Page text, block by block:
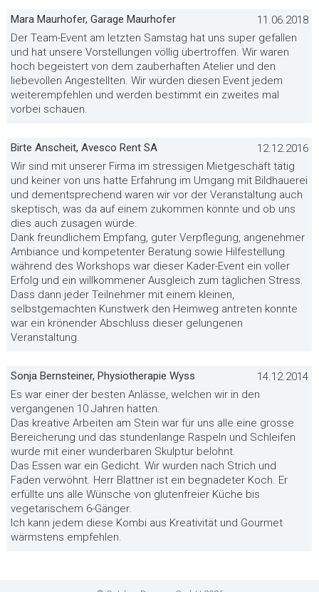
Mara Maurhofer, Garage Maurhofer
11.06.2018
Der Team-Event am letzten Samstag hat uns super gefallen
und hat unsere Vorstellungen völlig übertroffen. Wir waren
hoch begeistert von dem zauberhaften Atelier und den
liebevollen Angestellten. Wir würden diesen Event jedem
weiterempfehlen und werden bestimmt ein zweites mal
vorbei schauen.
Birte Anscheit, Avesco Rent SA
12.12.2016
Wir sind mit unserer Firma im stressigen Mietgeschäft tätig
und keiner von uns hatte Erfahrung im Umgang mit Bildhauerei
und dementsprechend waren wir vor der Veranstaltung auch
skeptisch, was da auf einem zukommen könnte und ob uns
dies auch zusagen würde.
Dank freundlichem Empfang, guter Verpflegung, angenehmer
Ambiance und kompetenter Beratung sowie Hilfestellung
während des Workshops war dieser Kader-Event ein voller
Erfolg und ein willkommener Ausgleich zum täglichen Stress.
Dass dann jeder Teilnehmer mit einem kleinen,
selbstgemachten Kunstwerk den Heimweg antreten konnte
war ein krönender Abschluss dieser gelungenen
Veranstaltung.
Sonja Bernsteiner, Physiotherapie Wyss
14.12.2014
Es war einer der besten Anlässe, welchen wir in den
vergangenen 10 Jahren hatten.
Das kreative Arbeiten am Stein war für uns alle eine grosse
Bereicherung und das stundenlange Raspeln und Schleifen
wurde mit einer wunderbaren Skulptur belohnt.
Das Essen war ein Gedicht. Wir wurden nach Strich und
Faden verwöhnt. Herr Blattner ist ein begnadeter Koch. Er
erfüllte uns alle Wünsche von glutenfreier Küche bis
vegetarischem 6-Gänger.
Ich kann jedem diese Kombi aus Kreativität und Gourmet
wärmstens empfehlen.